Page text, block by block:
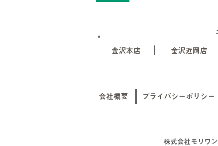
金沢本店 金沢近岡店
会社概要 プライバシーポリシー
株式会社モリワ